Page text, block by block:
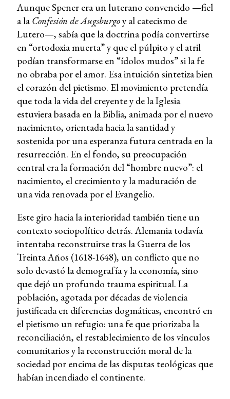
Aunque Spener era un luterano convencido —fiel
a la Confesión de Augsburgoy al catecismo de
Lutero—, sabía que la doctrina podía convertirse
en “ortodoxia muerta” y que el púlpito y el atril
podían transformarse en “ídolos mudos” si la fe
no obraba por el amor. Esa intuición sintetiza bien
el corazón del pietismo. El movimiento pretendía
que toda la vida del creyente y de la Iglesia
estuviera basada en la Biblia, animada por el nuevo
nacimiento, orientada hacia la santidad y
sostenida por una esperanza futura centrada en la
resurrección. En el fondo, su preocupación
central era la formación del “hombre nuevo”: el
nacimiento, el crecimiento y la maduración de
una vida renovada por el Evangelio.
Este giro hacia la interioridad también tiene un
contexto sociopolítico detrás. Alemania todavía
intentaba reconstruirse tras la Guerra de los
Treinta Años (1618-1648), un conflicto que no
solo devastó la demografía y la economía, sino
que dejó un profundo trauma espiritual. La
población, agotada por décadas de violencia
justificada en diferencias dogmáticas, encontró en
el pietismo un refugio: una fe que priorizaba la
reconciliación, el restablecimiento de los vínculos
comunitarios y la reconstrucción moral de la
sociedad por encima de las disputas teológicas que
habían incendiado el continente.